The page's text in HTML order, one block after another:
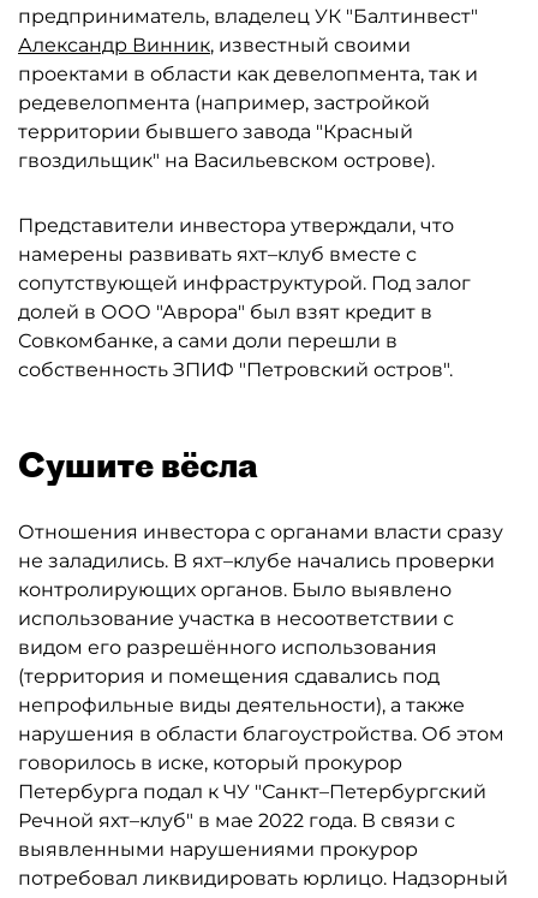
предприниматель, владелец УК "Балтинвест"
Александр Винник, известный своими
проектами в области как девелопмента, так и
редевелопмента (например, застройкой
территории бывшего завода "Красный
гвоздильщик" на Васильевском острове).
Представители инвестора утверждали, что
намерены развивать яхт–клуб вместе с
сопутствующей инфраструктурой. Под залог
долей в ООО "Аврора" был взят кредит в
Совкомбанке, а сами доли перешли в
собственность ЗПИФ "Петровский остров".
Сушите вёсла
Отношения инвестора с органами власти сразу
не заладились. В яхт–клубе начались проверки
контролирующих органов. Было выявлено
использование участка в несоответствии с
видом его разрешённого использования
(территория и помещения сдавались под
непрофильные виды деятельности), а также
нарушения в области благоустройства. Об этом
говорилось в иске, который прокурор
Петербурга подал к ЧУ "Санкт–Петербургский
Речной яхт–клуб" в мае 2022 года. В связи с
выявленными нарушениями прокурор
потребовал ликвидировать юрлицо. Надзорный